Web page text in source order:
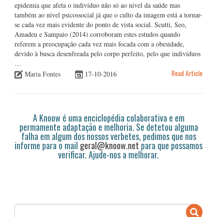
epidemia que afeta o indivíduo não só ao nível da saúde mas
também ao nível psicossocial já que o culto da imagem está a tornar-
se cada vez mais evidente do ponto de vista social. Scutti, Seo,
Amadeu e Sampaio (2014) corroboram estes estudos quando
referem a preocupação cada vez mais focada com a obesidade,
devido à busca desenfreada pelo corpo perfeito, pelo que indivíduos
…
Maria Fontes
17-10-2016 Read Article
A Knoow é uma enciclopédia colaborativa e em
permamente adaptação e melhoria. Se detetou alguma
falha em algum dos nossos verbetes, pedimos que nos
informe para o mail geral@knoow.netpara que possamos
verificar. Ajude-nos a melhorar.